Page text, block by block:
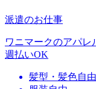
派遣のお仕事
ワニマークのアパレ
週払いOK
髪型・髪色自由